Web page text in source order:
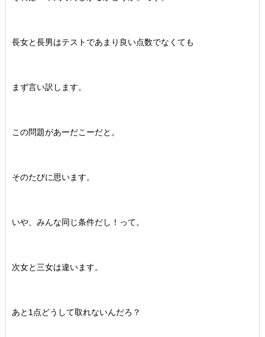
長女と長男はテストであまり良い点数でなくても
まず言い訳します。
この問題があーだこーだと。
そのたびに思います。
いや、みんな同じ条件だし！って。
次女と三女は違います。
あと1点どうして取れないんだろ？